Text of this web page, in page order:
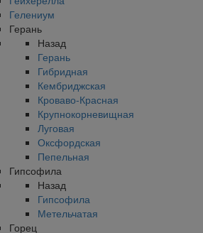
Гелениум
Герань
Назад
Герань
Гибридная
Кембриджская
Кроваво-Красная
Крупнокорневищная
Луговая
Оксфордская
Пепельная
Гипсофила
Назад
Гипсофила
Метельчатая
Горец